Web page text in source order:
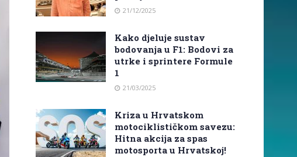
21/12/2025
Kako djeluje sustav
bodovanja u F1: Bodovi za
utrke i sprintere Formule
1
21/03/2025
Kriza u Hrvatskom
motociklističkom savezu:
Hitna akcija za spas
motosporta u Hrvatskoj!